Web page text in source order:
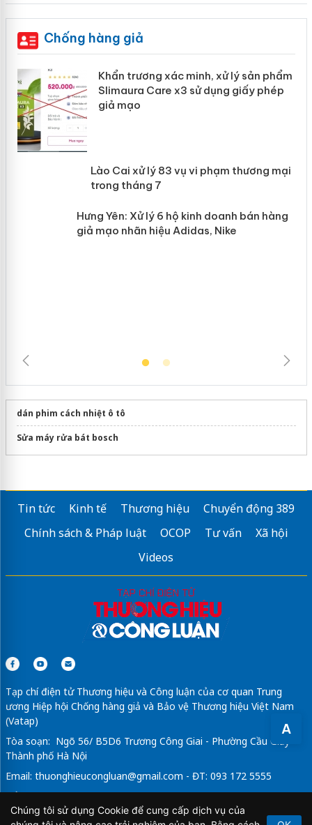
A
Chống hàng giả
Khẩn trương xác minh, xử lý sản phẩm
Slimaura Care x3 sử dụng giấy phép
giả mạo
Lào Cai xử lý 83 vụ vi phạm thương
mại trong tháng 7
dán phim cách nhiệt ô tô
Sửa máy rửa bát bosch
Tin tức Kinh tế Thương hiệu
Chuyển động 389
Chính sách & Pháp luật
OCOP Tư vấn
Xã hội
Videos
Tạp chí điện tử Thương hiệu và Công luận của cơ quan Trung
ương Hiệp hội Chống hàng giả và Bảo vệ Thương hiệu Việt Nam
(Vatap)
Tòa soạn: Ngõ 56/ B5D6 Trương Công Giai - Phường Cầu Giấy -
Thành phố Hà Nội
Email: thuonghieucongluan@gmail.com - ĐT: 093 172 5555
Tổng Biên Tập: Vũ Đức Thuận
Giấy phép hoạt động báo chí điện tử số 64/GP-BTTTT do Bộ
Chúng tôi sử dụng Cookie để cung cấp dịch vụ của